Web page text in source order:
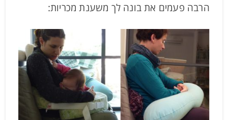
הרבה פעמים את בונה לך משענת מכריות: